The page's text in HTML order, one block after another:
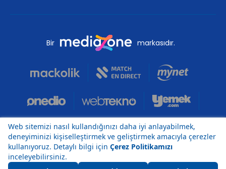
Bir markasıdır.